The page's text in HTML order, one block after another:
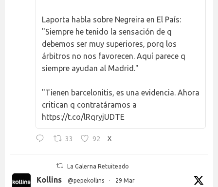
Laporta habla sobre Negreira en El País:
"Siempre he tenido la sensación de q
debemos ser muy superiores, porq los
árbitros no nos favorecen. Aquí parece q
siempre ayudan al Madrid."
"Tienen barcelonitis, es una evidencia. Ahora
critican q contratáramos a
https://t.co/lRqryjUDTE
33 92 X
La Galerna Retuiteado
Kollins @pepekollins · 29 Mar